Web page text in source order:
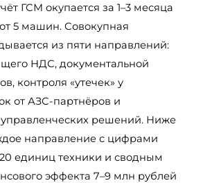
ГСМ окупается за 1–3 месяца
5 машин. Совокупная
из пяти направлений:
НДС, документальной
контроля «утечек» у
от АЗС-партнёров и
решений. Ниже
направление с цифрами
единиц техники и сводным
эффекта 7–9 млн рублей